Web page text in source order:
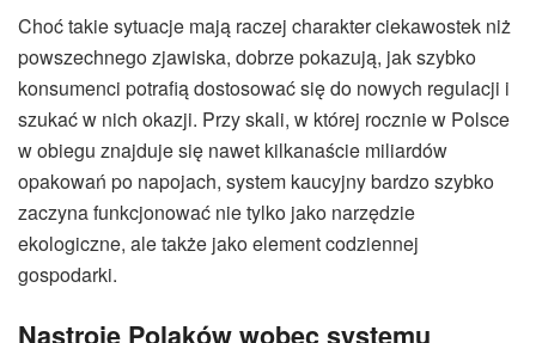
Choć takie sytuacje mają raczej charakter ciekawostek niż
powszechnego zjawiska, dobrze pokazują, jak szybko
konsumenci potrafią dostosować się do nowych regulacji i
szukać w nich okazji. Przy skali, w której rocznie w Polsce
w obiegu znajduje się nawet kilkanaście miliardów
opakowań po napojach, system kaucyjny bardzo szybko
zaczyna funkcjonować nie tylko jako narzędzie
ekologiczne, ale także jako element codziennej
gospodarki.
Nastroje Polaków wobec systemu